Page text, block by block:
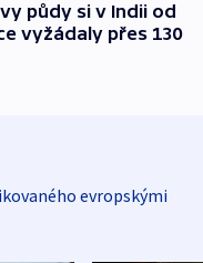
půdy si v Indii od
vyžádaly přes 130
evropskými